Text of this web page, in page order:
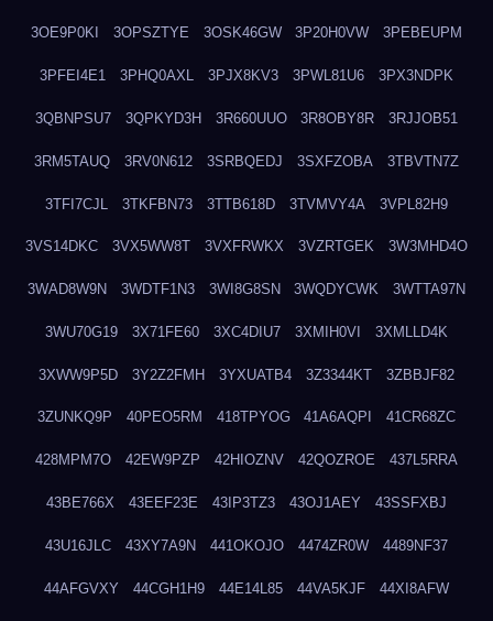
3OE9P0KI 3OPSZTYE 3OSK46GW 3P20H0VW 3PEBEUPM
3PFEI4E1 3PHQ0AXL 3PJX8KV3 3PWL81U6 3PX3NDPK
3QBNPSU7 3QPKYD3H 3R660UUO 3R8OBY8R 3RJJOB51
3RM5TAUQ 3RV0N612 3SRBQEDJ 3SXFZOBA 3TBVTN7Z
3TFI7CJL 3TKFBN73 3TTB618D 3TVMVY4A 3VPL82H9
3VS14DKC 3VX5WW8T 3VXFRWKX 3VZRTGEK 3W3MHD4O
3WAD8W9N 3WDTF1N3 3WI8G8SN 3WQDYCWK 3WTTA97N
3WU70G19 3X71FE60 3XC4DIU7 3XMIH0VI 3XMLLD4K
3XWW9P5D 3Y2Z2FMH 3YXUATB4 3Z3344KT 3ZBBJF82
3ZUNKQ9P 40PEO5RM 418TPYOG 41A6AQPI 41CR68ZC
428MPM7O 42EW9PZP 42HIOZNV 42QOZROE 437L5RRA
43BE766X 43EEF23E 43IP3TZ3 43OJ1AEY 43SSFXBJ
43U16JLC 43XY7A9N 441OKOJO 4474ZR0W 4489NF37
44AFGVXY 44CGH1H9 44E14L85 44VA5KJF 44XI8AFW